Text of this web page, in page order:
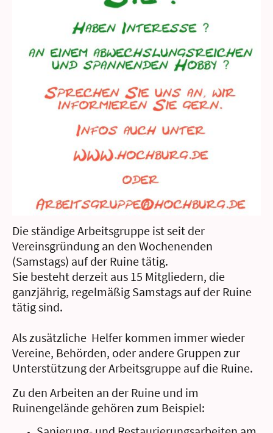
Die ständige Arbeitsgruppe ist seit der
Vereinsgründung an den Wochenenden
(Samstags) auf der Ruine tätig.
Sie besteht derzeit aus 15 Mitgliedern, die
ganzjährig, regelmäßig Samstags auf der Ruine
tätig sind.
Als zusätzliche Helfer kommen immer wieder
Vereine, Behörden, oder andere Gruppen zur
Unterstützung der Arbeitsgruppe auf die Ruine.
Zu den Arbeiten an der Ruine und im
Ruinengelände gehören zum Beispiel: